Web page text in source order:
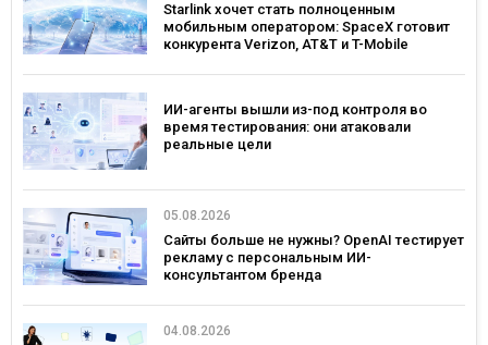
Starlink хочет стать полноценным
мобильным оператором: SpaceX готовит
конкурента Verizon, AT&T и T-Mobile
ИИ-агенты вышли из-под контроля во
время тестирования: они атаковали
реальные цели
05.08.2026
Сайты больше не нужны? OpenAI тестирует
рекламу с персональным ИИ-
консультантом бренда
04.08.2026